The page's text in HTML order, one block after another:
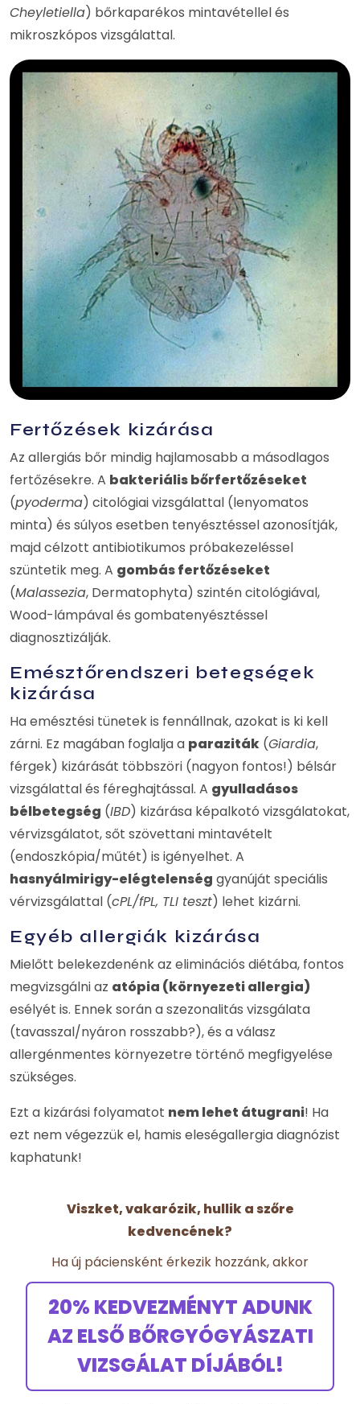
Cheyletiella) bőrkaparékos mintavétellel és
mikroszkópos vizsgálattal.
Fertőzések kizárása
Az allergiás bőr mindig hajlamosabb a másodlagos
fertőzésekre. A bakteriális bőrfertőzéseket
(pyoderma) citológiai vizsgálattal (lenyomatos
minta) és súlyos esetben tenyésztéssel azonosítják,
majd célzott antibiotikumos próbakezeléssel
szüntetik meg. A gombás fertőzéseket
(Malassezia, Dermatophyta) szintén citológiával,
Wood-lámpával és gombatenyésztéssel
diagnosztizálják.
Emésztőrendszeri betegségek
kizárása
Ha emésztési tünetek is fennállnak, azokat is ki kell
zárni. Ez magában foglalja a paraziták (Giardia,
férgek) kizárását többszöri (nagyon fontos!) bélsár
vizsgálattal és féreghajtással. A gyulladásos
bélbetegség (IBD) kizárása képalkotó vizsgálatokat,
vérvizsgálatot, sőt szövettani mintavételt
(endoszkópia/műtét) is igényelhet. A
hasnyálmirigy-elégtelenség gyanúját speciális
vérvizsgálattal (cPL/fPL, TLI teszt) lehet kizárni.
Egyéb allergiák kizárása
Mielőtt belekezdenénk az eliminációs diétába, fontos
megvizsgálni az atópia (környezeti allergia)
esélyét is. Ennek során a szezonalitás vizsgálata
(tavasszal/nyáron rosszabb?), és a válasz
allergénmentes környezetre történő megfigyelése
szükséges.
Ezt a kizárási folyamatot nem lehet átugrani! Ha
ezt nem végezzük el, hamis eleségallergia diagnózist
kaphatunk!
Viszket, vakarózik, hullik a szőre
kedvencének?
Ha új páciensként érkezik hozzánk, akkor
20% KEDVEZMÉNYT ADUNK
AZ ELSŐ BŐRGYÓGYÁSZATI
VIZSGÁLAT DÍJÁBÓL!